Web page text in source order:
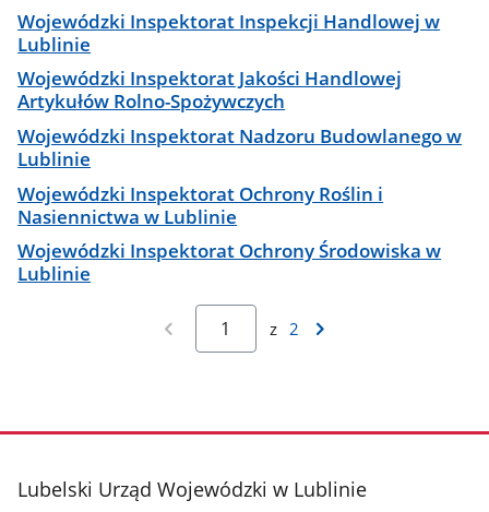
Wojewódzki Inspektorat Inspekcji Handlowej w
Lublinie
Wojewódzki Inspektorat Jakości Handlowej
Artykułów Rolno-Spożywczych
Wojewódzki Inspektorat Nadzoru Budowlanego w
Lublinie
Wojewódzki Inspektorat Ochrony Roślin i
Nasiennictwa w Lublinie
Wojewódzki Inspektorat Ochrony Środowiska w
Lublinie
z 2
stopka
Lubelski Urząd Wojewódzki w Lublinie